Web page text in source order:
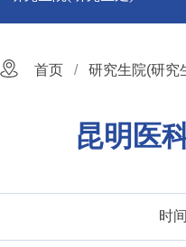
首页 研究生院(研究
昆明医
时